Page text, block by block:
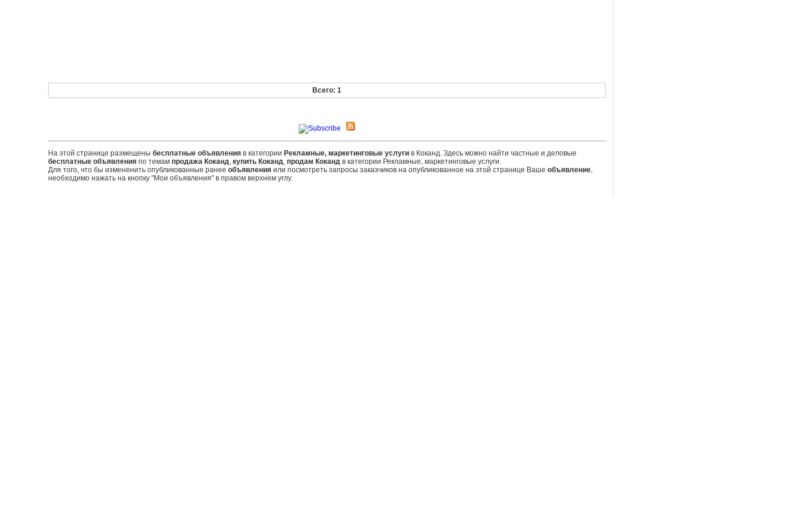
Всего: 1
На этой странице размещены бесплатные объявленияв категории Рекламные, маркетинговые услугив Коканд. Здесь можно найти частные и деловые
бесплатные объявленияпо темам продажа Коканд, купить Коканд, продам Кокандв категории Рекламные, маркетинговые услуги.
Для того, что бы измененить опубликованные ранее объявленияили посмотреть запросы заказчиков на опубликованное на этой странице Ваше объявление,
необходимо нажать на кнопку "Мои объявления" в правом верхнем углу.